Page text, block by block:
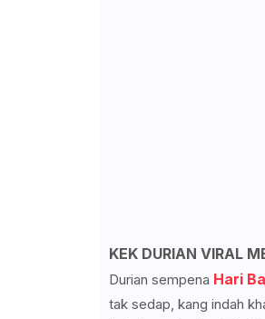
KEK DURIAN VIRAL
Durian sempena Hari
tak sedap, kang indah